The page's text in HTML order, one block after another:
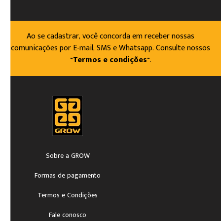
Ao se cadastrar, você concorda em receber nossas
comunicações por E-mail, SMS e Whatsapp. Consulte nossos
"Termos e condições".
Sobre a GROW
Formas de pagamento
Termos e Condições
Fale conosco